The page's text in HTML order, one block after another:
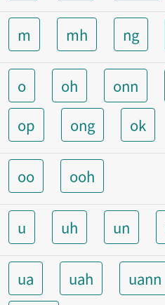
m mh ng
o oh onn
op
ong ok
oo ooh
u uh un
ua uah uann